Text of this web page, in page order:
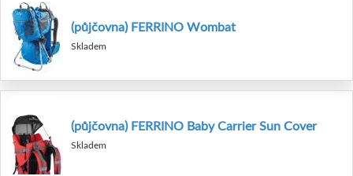
(půjčovna) FERRINO Wombat
Skladem
(půjčovna) FERRINO Baby Carrier Sun Cover
Skladem